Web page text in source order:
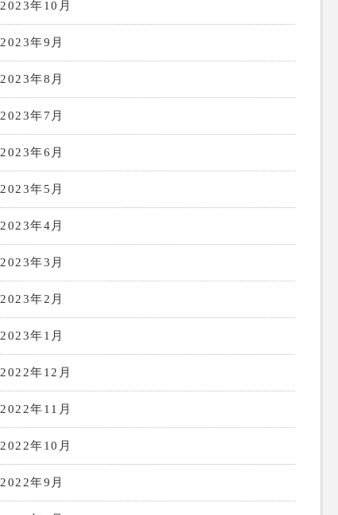
2023年10月
2023年9月
2023年8月
2023年7月
2023年6月
2023年5月
2023年4月
2023年3月
2023年2月
2023年1月
2022年12月
2022年11月
2022年10月
2022年9月